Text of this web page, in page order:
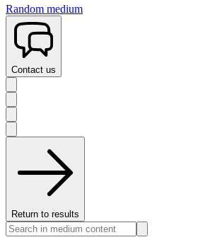
Random medium
Contact us
Return to results